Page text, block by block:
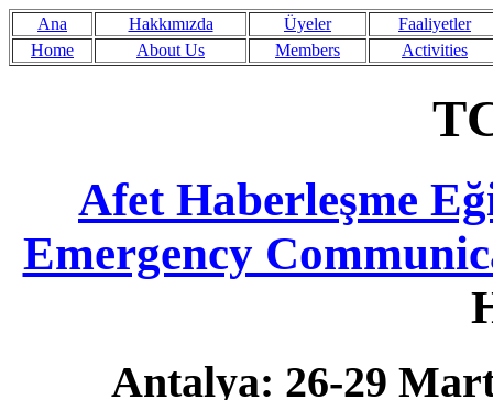
Ana Hakkımızda Üyeler
Faaliyetler
Home
About Us Members Activities
Afet Haberleşme
Emergency
Antalya: 26-29